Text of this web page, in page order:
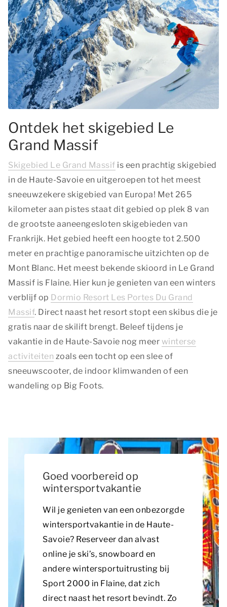
Ontdek het skigebied Le
Grand Massif
Skigebied Le Grand Massif is een prachtig skigebied
in de Haute-Savoie en uitgeroepen tot het meest
sneeuwzekere skigebied van Europa! Met 265
kilometer aan pistes staat dit gebied op plek 8 van
de grootste aaneengesloten skigebieden van
Frankrijk. Het gebied heeft een hoogte tot 2.500
meter en prachtige panoramische uitzichten op de
Mont Blanc. Het meest bekende skioord in Le Grand
Massif is Flaine. Hier kun je genieten van een winters
verblijf op Dormio Resort Les Portes Du Grand
Massif. Direct naast het resort stopt een skibus die je
gratis naar de skilift brengt. Beleef tijdens je
vakantie in de Haute-Savoie nog meer winterse
activiteiten zoals een tocht op een slee of
sneeuwscooter, de indoor klimwanden of een
wandeling op Big Foots.
Goed voorbereid op
wintersportvakantie
Wil je genieten van een onbezorgde
wintersportvakantie in de Haute-
Savoie? Reserveer dan alvast
online je ski’s, snowboard en
andere wintersportuitrusting bij
Sport 2000 in Flaine, dat zich
direct naast het resort bevindt. Zo